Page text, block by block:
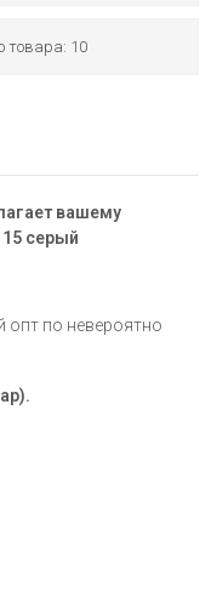
товара: 10
вашему
серый
опт по невероятно